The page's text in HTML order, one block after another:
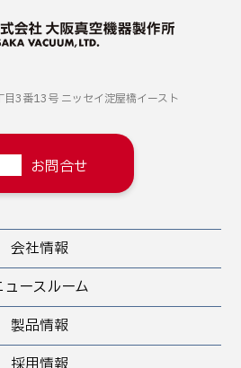
目3番13号 ニッセイ淀屋橋イースト
お問合せ
会社情報
ュースルーム
製品情報